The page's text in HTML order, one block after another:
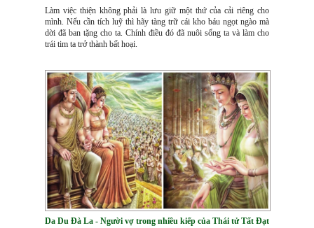
Làm việc thiện không phải là lưu giữ một thứ của cải riêng cho
mình. Nếu cần tích luỹ thì hãy tàng trữ cái kho báu ngọt ngào mà
dời đã ban tặng cho ta. Chính điều đó đã nuôi sống ta và làm cho
trái tim ta trở thành bất hoại.
Da Du Đà La - Người vợ trong nhiều kiếp của Thái tử Tất Đạt